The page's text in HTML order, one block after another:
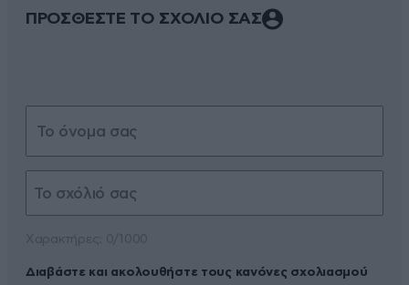
ΠΡΟΣΘΕΣΤΕ ΤΟ ΣΧΟΛΙΟ ΣΑΣ
Διαβάστε και ακολουθήστε τους κανόνες σχολιασμού